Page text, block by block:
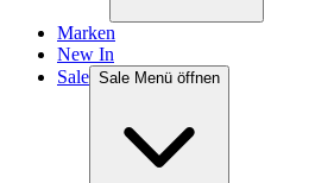
Marken
New In
Sale Sale Menü öffnen